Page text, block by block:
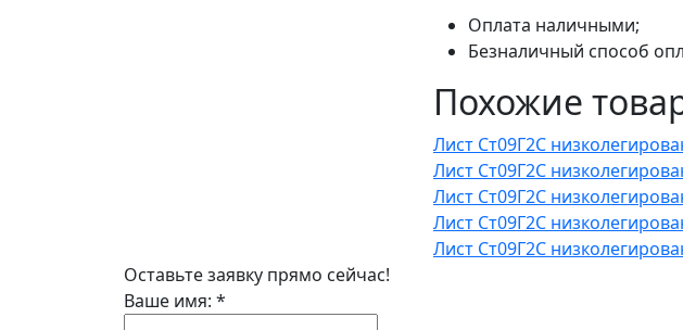
Оплата наличными;
Безналичный способ
Похожие
Лист Ст09Г2С
Лист Ст09Г2С
Лист Ст09Г2С
Лист Ст09Г2С
Лист Ст09Г2С
Оставьте заявку прямо сейчас!
Ваше имя: *